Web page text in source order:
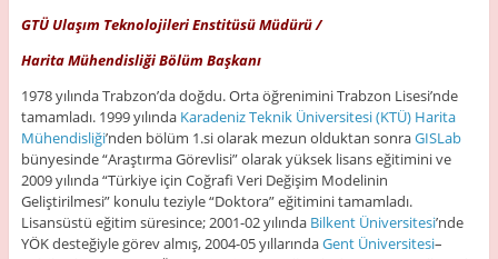
GTÜ Ulaşım Teknolojileri Enstitüsü Müdürü /
Harita Mühendisliği Bölüm Başkanı
1978 yılında Trabzon’da doğdu. Orta öğrenimini Trabzon Lisesi’nde
tamamladı. 1999 yılında Karadeniz Teknik Üniversitesi (KTÜ) Harita
Mühendisliği’nden bölüm 1.si olarak mezun olduktan sonraGISLab
bünyesinde “Araştırma Görevlisi” olarak yüksek lisans eğitimini ve
2009 yılında “Türkiye için Coğrafi Veri Değişim Modelinin
Geliştirilmesi” konulu teziyle “Doktora” eğitimini tamamladı.
Lisansüstü eğitim süresince; 2001-02 yılında Bilkent Üniversitesi’nde
YÖK desteğiyle görev almış, 2004-05 yıllarındaGent Üniversitesi–